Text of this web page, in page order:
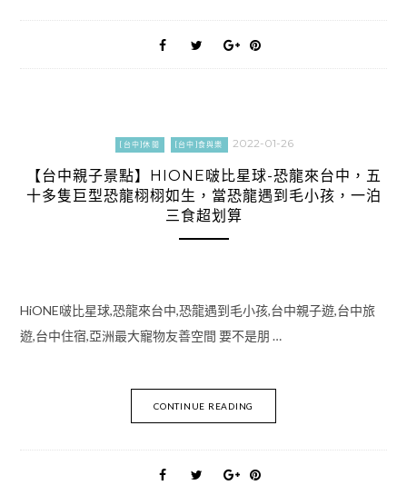
[台中]休閒 [台中]食與樂 2022-01-26
【台中親子景點】HIONE啵比星球-恐龍來台中，五
十多隻巨型恐龍栩栩如生，當恐龍遇到毛小孩，一泊
三食超划算
HiONE啵比星球,恐龍來台中,恐龍遇到毛小孩,台中親子遊,台中旅
遊,台中住宿,亞洲最大寵物友善空間 要不是朋 …
CONTINUE READING